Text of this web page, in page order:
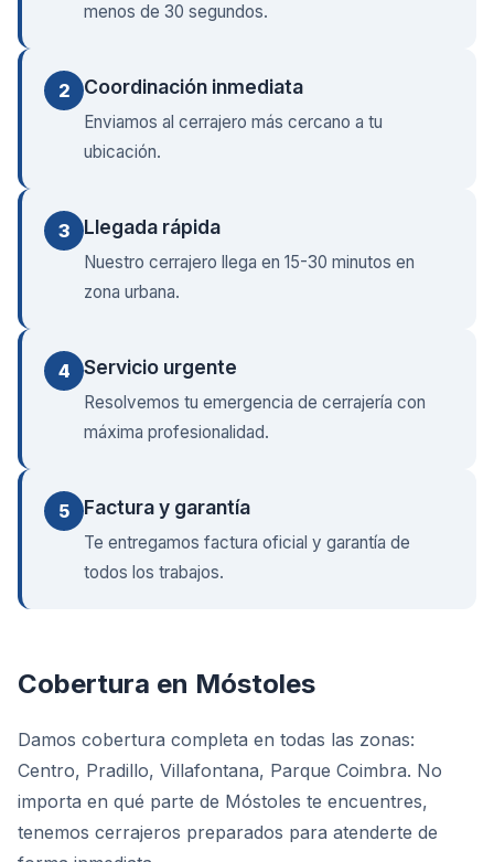
menos de 30 segundos.
2 Coordinación inmediata
Enviamos al cerrajero más cercano a tu
ubicación.
3 Llegada rápida
Nuestro cerrajero llega en 15-30 minutos en
zona urbana.
4 Servicio urgente
Resolvemos tu emergencia de cerrajería con
máxima profesionalidad.
5 Factura y garantía
Te entregamos factura oficial y garantía de
todos los trabajos.
Cobertura en Móstoles
Damos cobertura completa en todas las zonas:
Centro, Pradillo, Villafontana, Parque Coimbra. No
importa en qué parte de Móstoles te encuentres,
tenemos cerrajeros preparados para atenderte de